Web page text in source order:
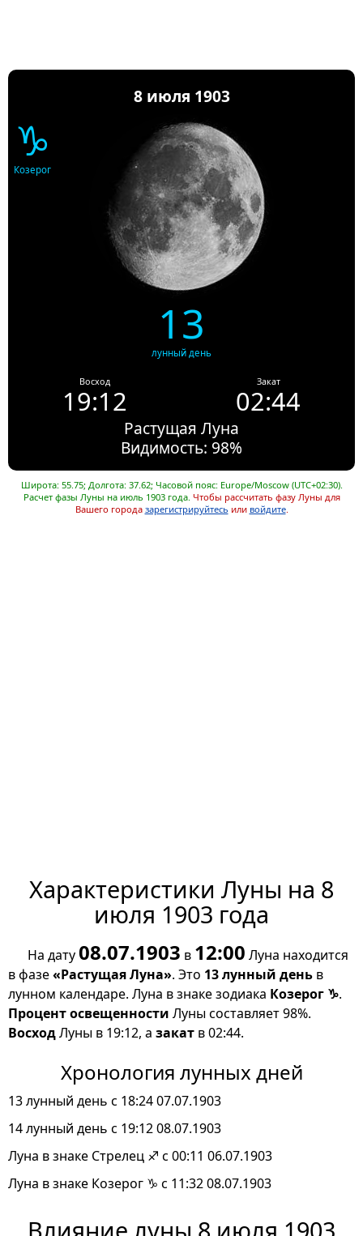
8 июля 1903
♑
Козерог
13
лунный день
Восход
19:12
Закат
02:44
Растущая Луна
Видимость: 98%
Широта: 55.75; Долгота: 37.62; Часовой пояс: Europe/Moscow (UTC+02:30).
Расчет фазы Луны на июль 1903 года. Чтобы рассчитать фазу Луны для
Вашего города зарегистрируйтесь или войдите.
Характеристики Луны на 8
июля 1903 года
На дату08.07.1903 в 12:00 Луна находится
в фазе«Растущая Луна». Это 13 лунный день в
лунном календаре. Луна в знаке зодиака Козерог ♑.
Процент освещенности Луны составляет 98%.
ВосходЛуны в 19:12, а закат в 02:44.
Хронология лунных дней
13 лунный день с 18:24 07.07.1903
14 лунный день с 19:12 08.07.1903
Луна в знаке Стрелец ♐ с 00:11 06.07.1903
Луна в знаке Козерог ♑ с 11:32 08.07.1903